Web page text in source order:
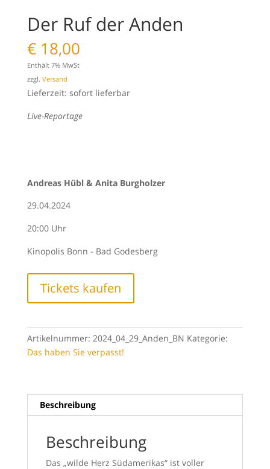
Der Ruf der Anden
€18,00
Enthält 7% MwSt
zzgl. Versand
Lieferzeit: sofort lieferbar
Live-Reportage
Andreas Hübl & Anita Burgholzer
29.04.2024
20:00 Uhr
Kinopolis Bonn - Bad Godesberg
Tickets kaufen
Artikelnummer: 2024_04_29_Anden_BN Kategorie:
Das haben Sie verpasst!
Beschreibung
Beschreibung
Das „wilde Herz Südamerikas“ ist voller